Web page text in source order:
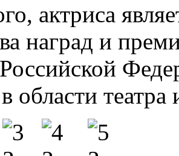
актриса
наград и
области театра